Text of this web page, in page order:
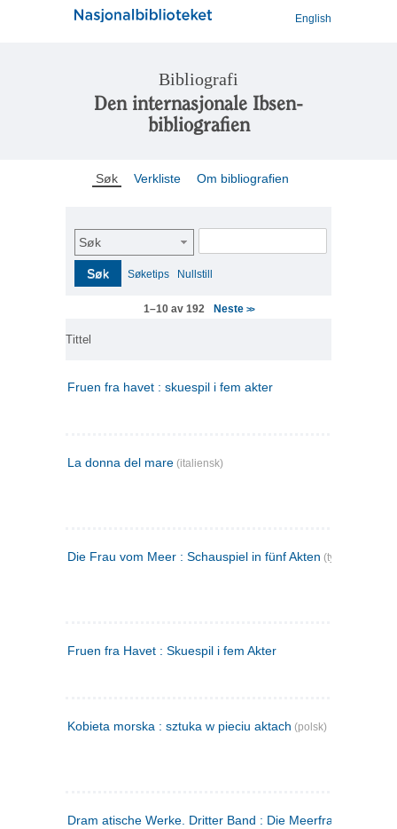
English
Bibliografi
Den internasjonale Ibsen-
bibliografien
Søk Verkliste Om bibliografien
Søk
Søk Søketips Nullstill
1–10 av 192 Neste >>
Tittel
Fruen fra havet : skuespil i fem akter
La donna del mare (italiensk)
Die Frau vom Meer : Schauspiel in fünf Akten (tysk)
Fruen fra Havet : Skuespil i fem Akter
Kobieta morska : sztuka w pieciu aktach (polsk)
Dram atische Werke. Dritter Band : Die Meerfrau ; Hedda